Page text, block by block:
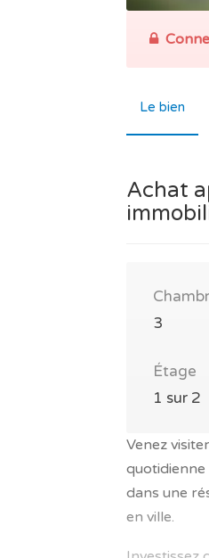
Le bien
Achat
3
Étage
1 sur 2
Venez
quotidienne
dans une
en ville.